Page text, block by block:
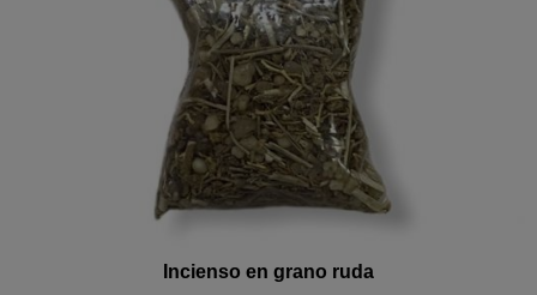
Incienso en grano ruda